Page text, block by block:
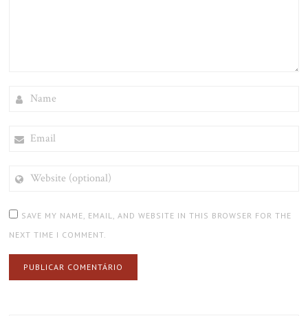
(OPTIONAL)
SAVE MY NAME, EMAIL, AND WEBSITE IN THIS BROWSER FOR THE
NEXT TIME I COMMENT.